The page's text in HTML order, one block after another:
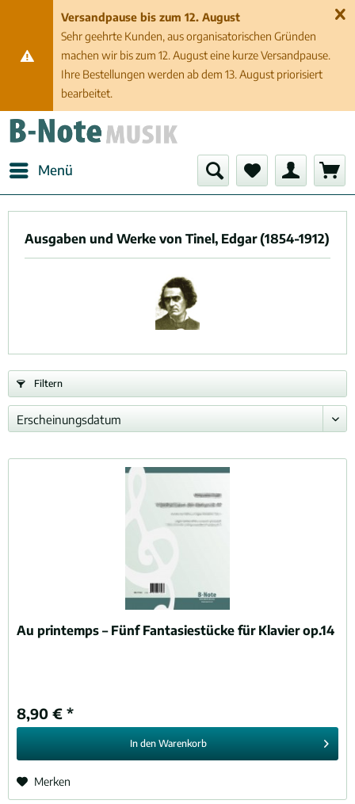
Versandpause bis zum 12. August
Sehr geehrte Kunden, aus organisatorischen Gründen
machen wir bis zum 12. August eine kurze Versandpause.
Ihre Bestellungen werden ab dem 13. August priorisiert
bearbeitet.
Menü
Ausgaben und Werke von Tinel, Edgar (1854-1912)
Filtern
Au printemps – Fünf Fantasiestücke für Klavier op.14
8,90 € *
In den Warenkorb
Merken